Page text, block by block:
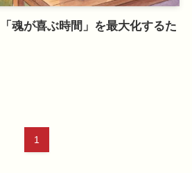
魂が喜ぶ時間」を最大化するた
1